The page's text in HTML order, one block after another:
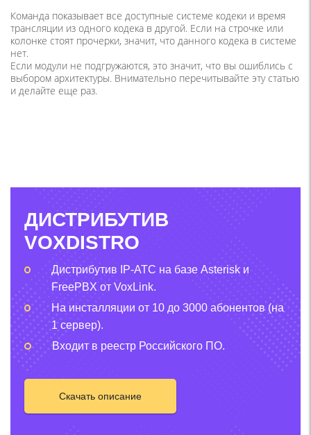
Команда показывает все доступные системе кодеки и время
трансляции из одного кодека в другой. Если на строчке или
колонке стоят прочерки, значит, что данного кодека в системе
нет.
Если модули не подгружаются, это значит, что вы ошиблись с
выбором архитектуры. Внимательно перечитывайте эту статью
и делайте еще раз.
ДИСТРИБУТИВ
VOXDISTRO
Дистрибутив IP-АТС на базе Asterisk и
FreePBX от VoxLink.
На инсталляции от 10 до 3000 абонентов (на
1 сервер).
Входит в реестр Российского ПО.
Скачать описание